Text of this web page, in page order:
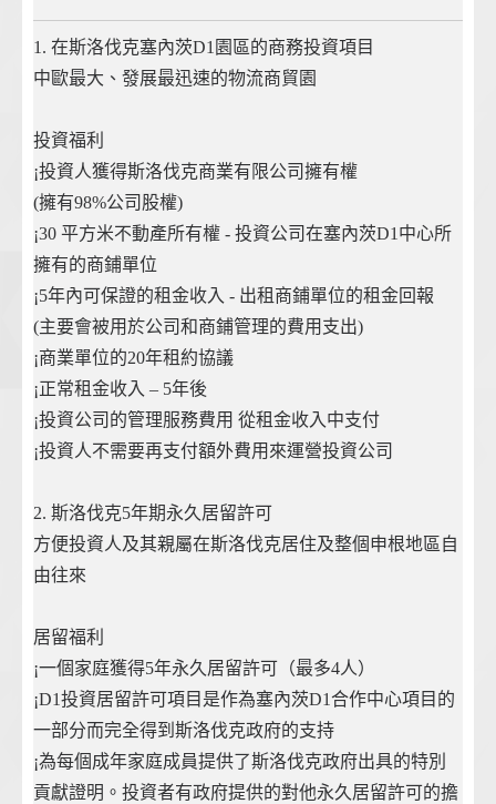
1. 在斯洛伐克塞內茨D1園區的商務投資項目
中歐最大、發展最迅速的物流商貿園
投資福利
¡投資人獲得斯洛伐克商業有限公司擁有權
(擁有98%公司股權)
¡30 平方米不動產所有權 - 投資公司在塞內茨D1中心所
擁有的商鋪單位
¡5年內可保證的租金收入 - 出租商鋪單位的租金回報
(主要會被用於公司和商鋪管理的費用支出)
¡商業單位的20年租約協議
¡正常租金收入 – 5年後
¡投資公司的管理服務費用 從租金收入中支付
¡投資人不需要再支付額外費用來運營投資公司
2. 斯洛伐克5年期永久居留許可
方便投資人及其親屬在斯洛伐克居住及整個申根地區自
由往來
居留福利
¡一個家庭獲得5年永久居留許可（最多4人）
¡D1投資居留許可項目是作為塞內茨D1合作中心項目的
一部分而完全得到斯洛伐克政府的支持
¡為每個成年家庭成員提供了斯洛伐克政府出具的特別
貢獻證明。投資者有政府提供的對他永久居留許可的擔